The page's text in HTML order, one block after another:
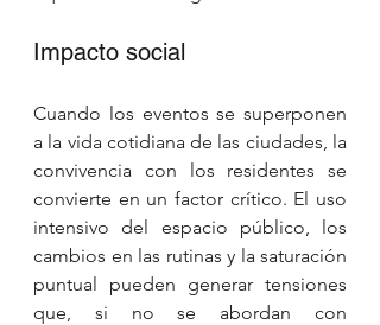
Impacto social
Cuando los eventos se superponen
a la vida cotidiana de las ciudades, la
convivencia con los residentes se
convierte en un factor crítico. El uso
intensivo del espacio público, los
cambios en las rutinas y la saturación
puntual pueden generar tensiones
que, si no se abordan con